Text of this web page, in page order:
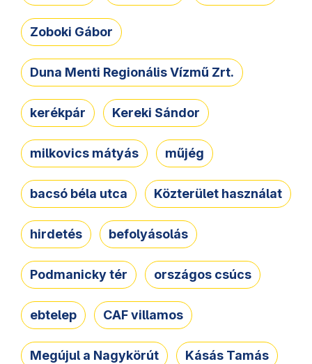
Zoboki Gábor
Duna Menti Regionális Vízmű Zrt.
kerékpár Kereki Sándor
milkovics mátyás műjég
bacsó béla utca Közterület használat
hirdetés befolyásolás
Podmanicky tér országos csúcs
ebtelep CAF villamos
Megújul a Nagykörút Kásás Tamás